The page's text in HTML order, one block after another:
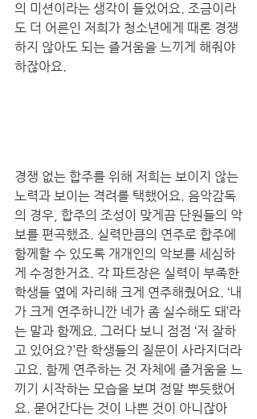
의 미션이라는 생각이 들었어요. 조금이라
도 더 어른인 저희가 청소년에게 때론 경쟁
하지 않아도 되는 즐거움을 느끼게 해줘야
하잖아요.
경쟁 없는 합주를 위해 저희는 보이지 않는
노력과 보이는 격려를 택했어요. 음악감독
의 경우, 합주의 조성이 맞게끔 단원들의 악
보를 편곡했죠. 실력만큼의 연주로 합주에
함께할 수 있도록 개개인의 악보를 세심하
게 수정한거죠. 각 파트장은 실력이 부족한
학생들 옆에 자리해 크게 연주해줬어요. ‘내
가 크게 연주하니깐 네가 좀 실수해도 돼’라
는 말과 함께요. 그러다 보니 점점 ‘저 잘하
고 있어요?’란 학생들의 질문이 사라지더라
고요. 함께 연주하는 것 자체에 즐거움을 느
끼기 시작하는 모습을 보며 정말 뿌듯했어
요. 묻어간다는 것이 나쁜 것이 아니잖아